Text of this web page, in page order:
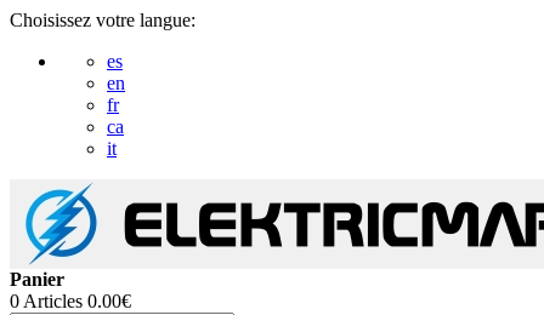
Choisissez votre langue:
es
en
fr
ca
it
Panier
0 Articles 0.00€